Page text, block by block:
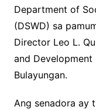
Department of
(DSWD) sa
Director Leo L.
and Development
Bulayungan.
Ang senadora ay